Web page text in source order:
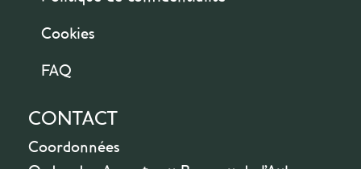
Cookies
FAQ
CONTACT
Coordonnées